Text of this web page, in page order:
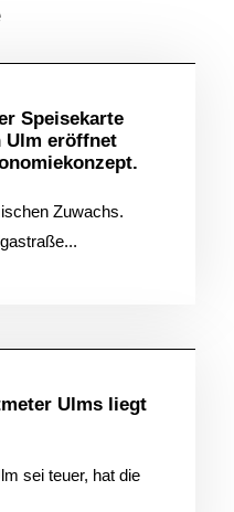
Speisekarte
Ulm eröffnet
Zuwachs.
Ulms liegt
sei teuer, hat die